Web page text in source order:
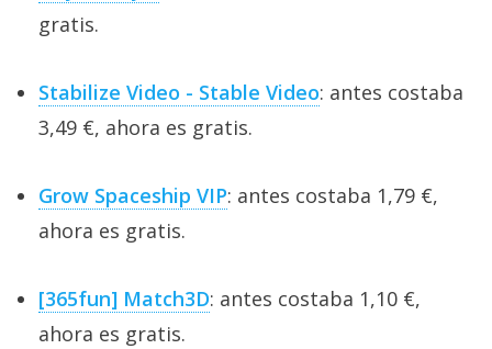
gratis.
Stabilize Video - Stable Video: antes costaba
3,49 €, ahora es gratis.
Grow Spaceship VIP: antes costaba 1,79 €,
ahora es gratis.
[365fun] Match3D: antes costaba 1,10 €,
ahora es gratis.